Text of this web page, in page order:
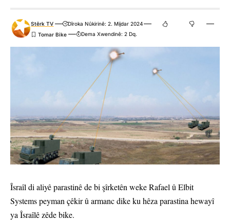
Stêrk TV
Dîroka Nûkirinê: 2. Mijdar 2024
Dema Xwendinê: 2 Dq.
Îsraîl di aliyê parastinê de bi şîrketên weke Rafael û Elbit
Systems peyman çêkir û armanc dike ku hêza parastina hewayî
ya Îsraîlê zêde bike.